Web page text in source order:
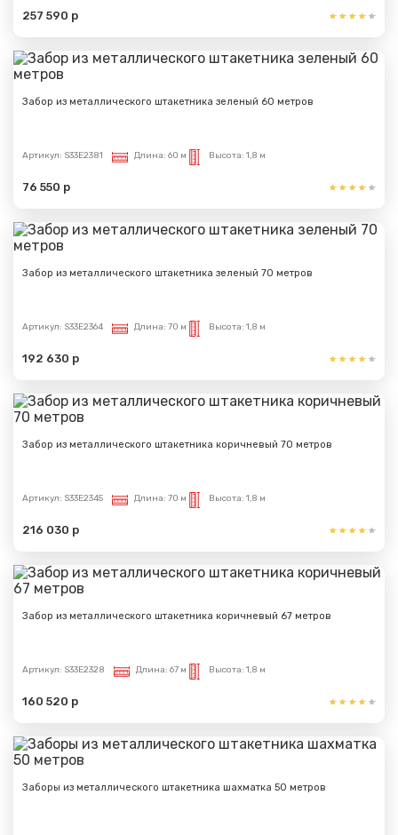
257 590 р
Забор из металлического штакетника зеленый 60 метров
Артикул: S33E2381 Длина: 60 м Высота: 1,8 м
76 550 р
Забор из металлического штакетника зеленый 70 метров
Артикул: S33E2364 Длина: 70 м Высота: 1,8 м
192 630 р
Забор из металлического штакетника коричневый 70 метров
Артикул: S33E2345 Длина: 70 м Высота: 1,8 м
216 030 р
Забор из металлического штакетника коричневый 67 метров
Артикул: S33E2328 Длина: 67 м Высота: 1,8 м
160 520 р
Заборы из металлического штакетника шахматка 50 метров